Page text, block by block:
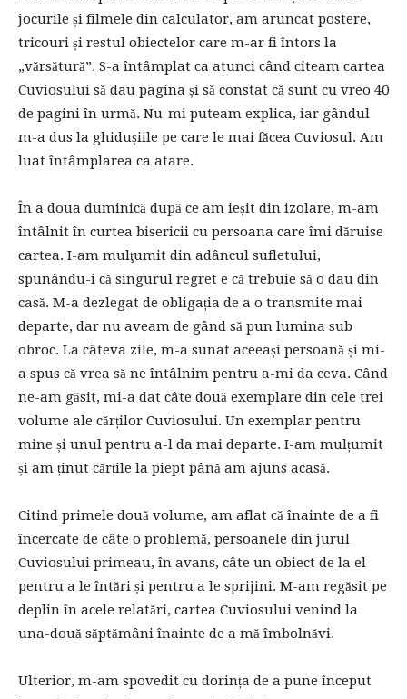
jocurile și filmele din calculator, am aruncat postere,
tricouri și restul obiectelor care m-ar fi întors la
„vărsătură”. S-a întâmplat ca atunci când citeam cartea
Cuviosului să dau pagina și să constat că sunt cu vreo 40
de pagini în urmă. Nu-mi puteam explica, iar gândul
m-a dus la ghidușiile pe care le mai făcea Cuviosul. Am
luat întâmplarea ca atare.
În a doua duminică după ce am ieșit din izolare, m-am
întâlnit în curtea bisericii cu persoana care îmi dăruise
cartea. I-am mulţumit din adâncul sufletului,
spunându-i că singurul regret e că trebuie să o dau din
casă. M-a dezlegat de obligația de a o transmite mai
departe, dar nu aveam de gând să pun lumina sub
obroc. La câteva zile, m-a sunat aceeași persoană și mi-
a spus că vrea să ne întâlnim pentru a-mi da ceva. Când
ne-am găsit, mi-a dat câte două exemplare din cele trei
volume ale cărților Cuviosului. Un exemplar pentru
mine și unul pentru a-l da mai departe. I-am mulțumit
și am ținut cărțile la piept până am ajuns acasă.
Citind primele două volume, am aflat că înainte de a fi
încercate de câte o problemă, persoanele din jurul
Cuviosului primeau, în avans, câte un obiect de la el
pentru a le întări și pentru a le sprijini. M-am regăsit pe
deplin în acele relatări, cartea Cuviosului venind la
una-două săptămâni înainte de a mă îmbolnăvi.
Ulterior, m-am spovedit cu dorința de a pune început